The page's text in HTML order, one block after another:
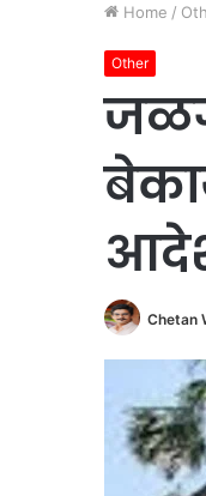
Home /
Other
Chetan